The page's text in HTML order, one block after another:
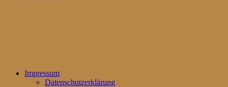
Impressum
Datenschutzerklärung